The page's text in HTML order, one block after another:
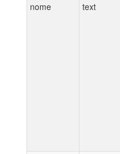
nome text